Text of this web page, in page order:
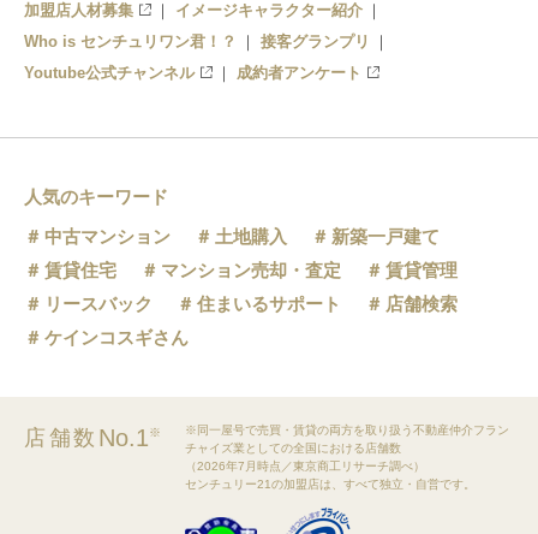
加盟店人材募集
イメージキャラクター紹介
Who is センチュリワン君！？
接客グランプリ
Youtube公式チャンネル
成約者アンケート
人気のキーワード
中古マンション
土地購入
新築一戸建て
賃貸住宅
マンション売却・査定
賃貸管理
リースバック
住まいるサポート
店舗検索
ケインコスギさん
店舗数 No.1※
※同一屋号で売買・賃貸の両方を取り扱う不動産仲介フラン
チャイズ業としての全国における店舗数
（2026年7月時点／東京商工リサーチ調べ）
センチュリー21の加盟店は、すべて独立・自営です。